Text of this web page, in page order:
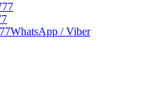
WhatsApp / Viber